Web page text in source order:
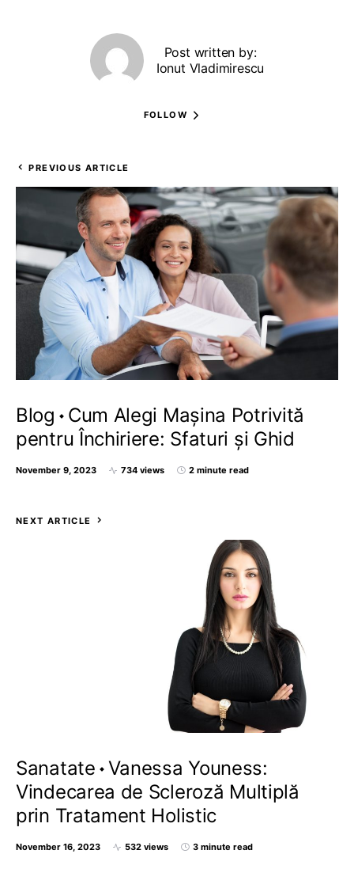
Post written by:
Ionut Vladimirescu
FOLLOW
PREVIOUS ARTICLE
Blog
Cum Alegi Mașina Potrivită
pentru Închiriere: Sfaturi și Ghid
November 9, 2023 734 views 2 minute read
NEXT ARTICLE
Sanatate Vanessa Youness:
Vindecarea de Scleroză Multiplă
prin Tratament Holistic
November 16, 2023 532 views 3 minute read